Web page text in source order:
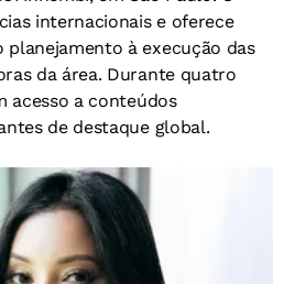
internacionais e oferece
planejamento à execução das
da área. Durante quatro
acesso a conteúdos
de destaque global.